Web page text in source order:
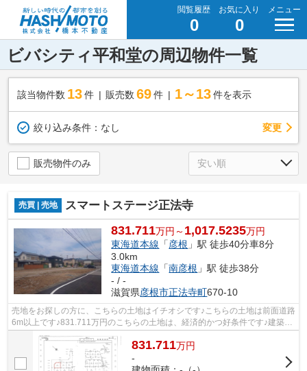
閲覧履歴
0
お気に入り
0
メニュー
ビバシティ平和堂の周辺物件一覧
該当物件数 13件 販売数 69 件 1～13 件を表示
絞り込み条件： なし 変更
販売物件のみ
売買 | 売地 スマートステージ正法寺
831.711万円～ 1,017.5235万円
東海道本線 「彦根 」駅 徒歩40分車8分
3.0km
東海道本線 「南彦根 」駅 徒歩38分
- / -
滋賀県彦根市正法寺町670-10
売地をお探しの方に、こちらの土地はイチオシです♪こちらの土地は前面道路
6m以上です♪831.711万円のこちらの土地は、経済的かつ好条件です♪建築条
件なしなので、建物の間取りも自分で...
831.711万円
-